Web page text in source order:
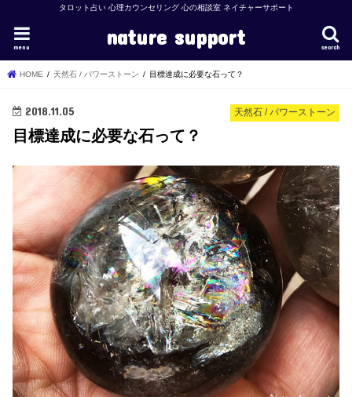
タロット占い 心理カウンセリング 心の相談室 ネイチャーサポート
nature support search
menu
HOME 天然石 / パワーストーン 目標達成に必要な石って？
天然石 / パワーストーン
2018.11.05
目標達成に必要な石って？